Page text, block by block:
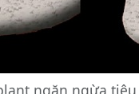
ngăn ngừa